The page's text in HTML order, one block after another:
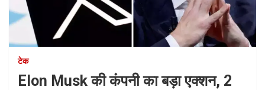
टेक
Elon Musk की कंपनी का बड़ा एक्शन, 2